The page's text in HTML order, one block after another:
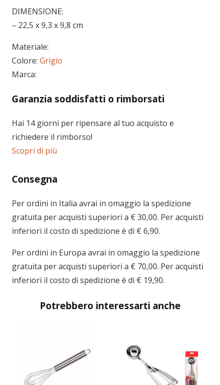
Garanzia soddisfatti o rimborsati
Hai 14 giorni per ripensare al tuo acquisto e
richiedere il rimborso!
Scopri di più
Consegna
Per ordini in Italia avrai in omaggio la spedizione
gratuita per acquisti superiori a € 30,00. Per acquisti
inferiori il costo di spedizione è di € 6,90.
Per ordini in Europa avrai in omaggio la spedizione
gratuita per acquisti superiori a € 70,00. Per acquisti
inferiori il costo di spedizione è di € 19,90.
DIMENSIONE:
– 22,5 x 9,3 x 9,8 cm
Materiale:
Colore: Grigio
Marca:
Potrebbero interessarti anche